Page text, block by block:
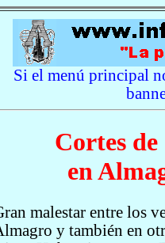
Si el menú principal
Cortes
en
malestar entre los
y también en